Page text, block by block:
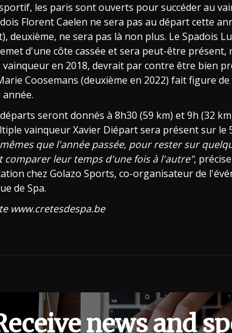
les paris sont ouverts pour succéder au
Florent Caelen ne sera pas au départ cette
deuxième, ne sera pas là non plus. Le Spadois
d'une côte cassée et sera peut-être présent,
en 2018, devrait par contre être bien
Coosemans (deuxième en 2022) fait figure
seront donnés à 8h30 (59 km) et 9h (32
vainqueur Xavier Diépart sera présent sur le
que l'année passée, pour rester sur
comparer leur temps d'une fois à l'autre",
chez Golazo Sports, co-organisateur de
de Spa.
www.cretesdespa.be
news and